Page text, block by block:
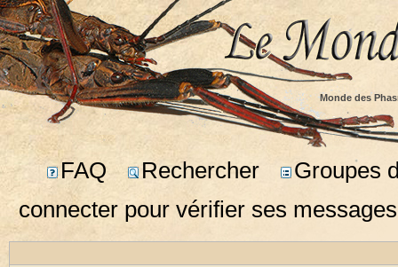
Monde des
FAQ Rechercher
Groupes
connecter pour vérifier ses